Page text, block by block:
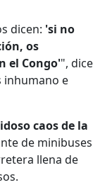
dicen: 'si no
os
el Congo'", dice
inhumano e
caos de la
de minibuses
llena de